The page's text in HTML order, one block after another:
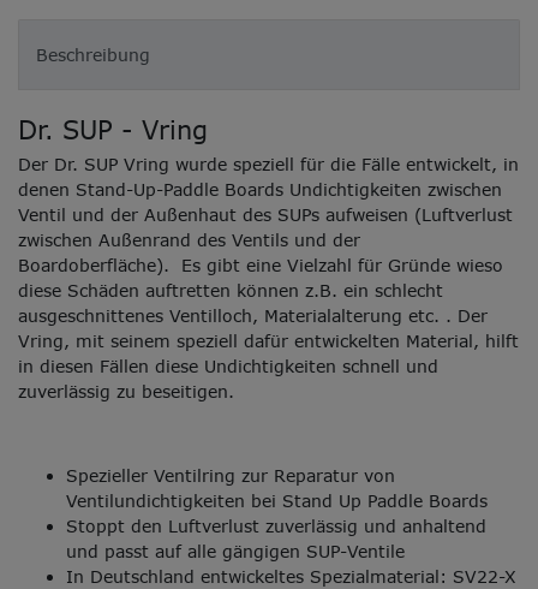
Beschreibung
Dr. SUP - Vring
Der Dr. SUP Vring wurde speziell für die Fälle entwickelt, in
denen Stand-Up-Paddle Boards Undichtigkeiten zwischen
Ventil und der Außenhaut des SUPs aufweisen (Luftverlust
zwischen Außenrand des Ventils und der
Boardoberfläche). Es gibt eine Vielzahl für Gründe wieso
diese Schäden auftretten können z.B. ein schlecht
ausgeschnittenes Ventilloch, Materialalterung etc. . Der
Vring, mit seinem speziell dafür entwickelten Material, hilft
in diesen Fällen diese Undichtigkeiten schnell und
zuverlässig zu beseitigen.
Spezieller Ventilring zur Reparatur von
Ventilundichtigkeiten bei Stand Up Paddle Boards
Stoppt den Luftverlust zuverlässig und anhaltend
und passt auf alle gängigen SUP-Ventile
In Deutschland entwickeltes Spezialmaterial: SV22-X